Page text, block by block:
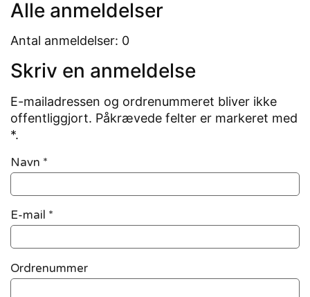
Alle anmeldelser
Antal anmeldelser: 0
Skriv en anmeldelse
E-mailadressen og ordrenummeret bliver ikke
offentliggjort. Påkrævede felter er markeret med
*.
Navn *
E-mail *
Ordrenummer